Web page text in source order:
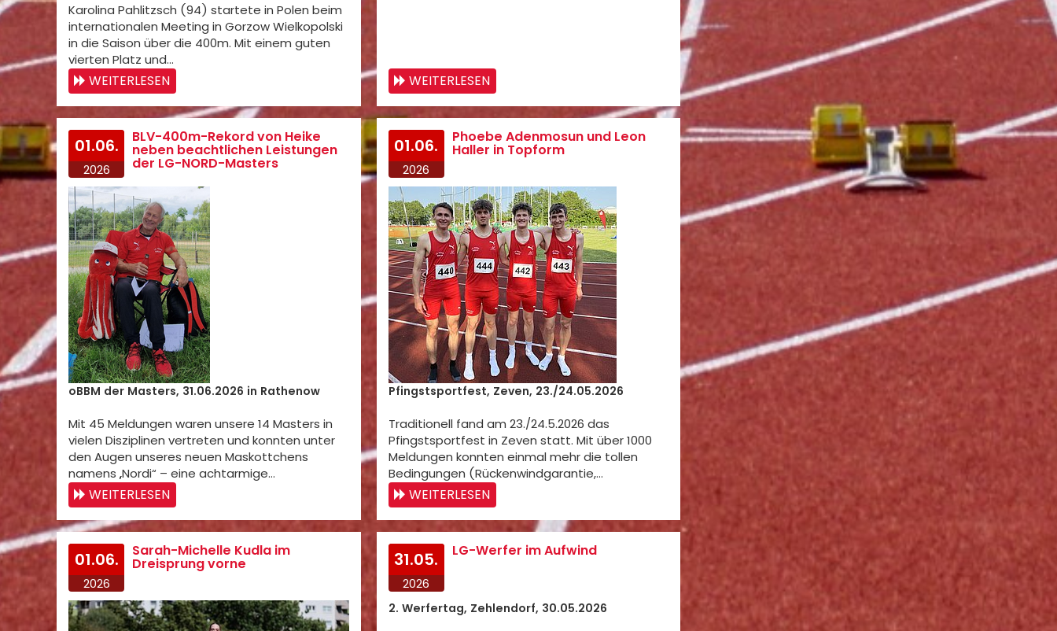
Karolina Pahlitzsch (94) startete in Polen beim
internationalen Meeting in Gorzow Wielkopolski
in die Saison über die 400m. Mit einem guten
vierten Platz und…
WEITERLESEN WEITERLESEN
01.06.
2026
BLV-400m-Rekord von Heike
neben beachtlichen Leistungen
der LG-NORD-Masters
oBBM der Masters, 31.06.2026 in Rathenow
Mit 45 Meldungen waren unsere 14 Masters in
vielen Disziplinen vertreten und konnten unter
den Augen unseres neuen Maskottchens
namens „Nordi“ – eine achtarmige…
WEITERLESEN
01.06.
2026
Phoebe Adenmosun und Leon
Haller in Topform
Pfingstsportfest, Zeven, 23./24.05.2026
Traditionell fand am 23./24.5.2026 das
Pfingstsportfest in Zeven statt. Mit über 1000
Meldungen konnten einmal mehr die tollen
Bedingungen (Rückenwindgarantie,…
WEITERLESEN
01.06.
2026
Sarah-Michelle Kudla im
Dreisprung vorne 31.05.
2026
LG-Werfer im Aufwind
2. Werfertag, Zehlendorf, 30.05.2026